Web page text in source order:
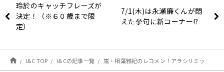
玲於のキャッチフレーズが
決定！（※６０歳まで限
定）
7/1(木)は永瀬廉くんが悶
えた挙句に新コーナー!?
I&C TOP I&Cの記事一覧 嵐・相葉雅紀のレコメン！アラシリミックス 2021年6月18日(金)【アシスタントねっちの放送後記！】